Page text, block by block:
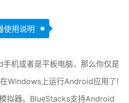
使用说明
机或者是平板电脑，那么你仅是
Windows上运行Android应用了!
拟器。BlueStacks支持Android